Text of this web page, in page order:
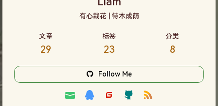
有心栽花 | 待木成荫
文章
29
标签
23
分类
8
Follow Me